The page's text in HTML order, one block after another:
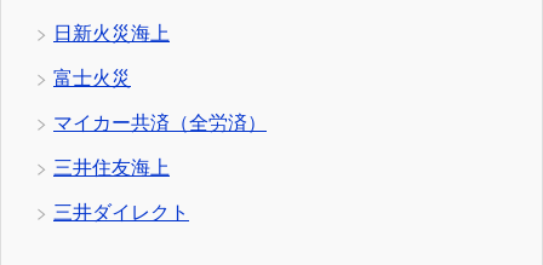
日新火災海上
富士火災
マイカー共済（全労済）
三井住友海上
三井ダイレクト